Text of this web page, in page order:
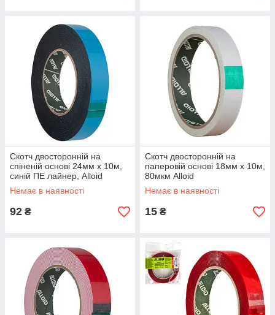
Скотч двосторонній на
спіненій основі 24мм х 10м,
синій ПЕ лайнер, Alloid
Немає в наявності
92 ₴
Скотч двосторонній на
паперовій основі 18мм х 10м,
80мкм Alloid
Немає в наявності
15 ₴